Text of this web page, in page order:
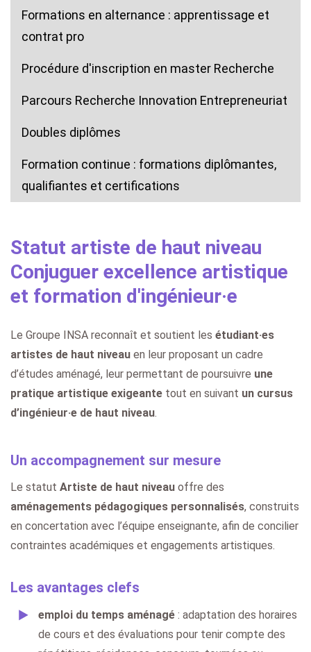
Formations en alternance : apprentissage et
contrat pro
Procédure d'inscription en master Recherche
Parcours Recherche Innovation Entrepreneuriat
Doubles diplômes
Formation continue : formations diplômantes,
qualifiantes et certifications
Statut artiste de haut niveau
Conjuguer excellence artistique
et formation d'ingénieur·e
Le Groupe INSA reconnaît et soutient les étudiant·es
artistes de haut niveau en leur proposant un cadre
d’études aménagé, leur permettant de poursuivre une
pratique artistique exigeante tout en suivant un cursus
d’ingénieur·e de haut niveau.
Un accompagnement sur mesure
Le statut Artiste de haut niveau offre des
aménagements pédagogiques personnalisés, construits
en concertation avec l’équipe enseignante, afin de concilier
contraintes académiques et engagements artistiques.
Les avantages clefs
emploi du temps aménagé : adaptation des horaires
de cours et des évaluations pour tenir compte des